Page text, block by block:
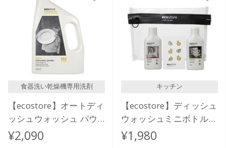
食器洗い乾燥機専用洗剤
【ecostore】オートディ
ッシュウォッシュ パウ
ダー ＜レモン＞ 2kg
¥2,090
キッチン
【ecostore】ディッシュ
ウォッシュミニボトルセ
ット(スポンジ付き)
¥1,980